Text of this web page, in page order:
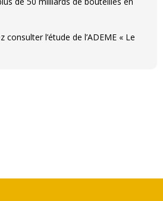
l’étude de l’ADEME « Le